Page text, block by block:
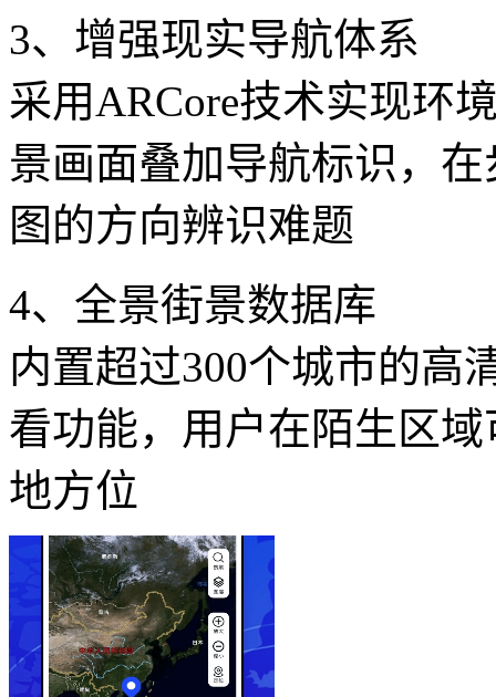
3、增强现实导航体系
采用ARCore技术实现环
景画面叠加导航标识，
图的方向辨识难题
4、全景街景数据库
内置超过300个城市的高
看功能，用户在陌生区
地方位